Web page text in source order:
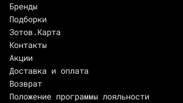
Бренды
Подборки
Зотов.Карта
Контакты
Акции
Доставка и оплата
Возврат
Положение программы лояльности